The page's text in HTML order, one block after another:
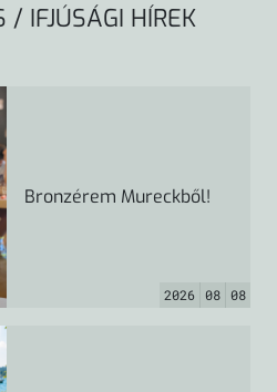
/ IFJÚSÁGI HÍREK
Bronzérem Mureckből!
2026 08 08